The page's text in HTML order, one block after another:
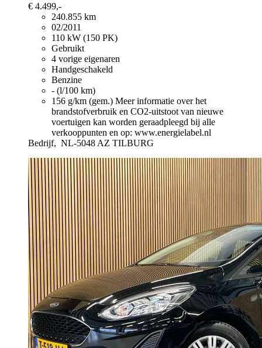
€ 4.499,-
240.855 km
02/2011
110 kW (150 PK)
Gebruikt
4 vorige eigenaren
Handgeschakeld
Benzine
- (l/100 km)
156 g/km (gem.) Meer informatie over het
brandstofverbruik en CO2-uitstoot van nieuwe
voertuigen kan worden geraadpleegd bij alle
verkooppunten en op: www.energielabel.nl
Bedrijf, NL-5048 AZ TILBURG